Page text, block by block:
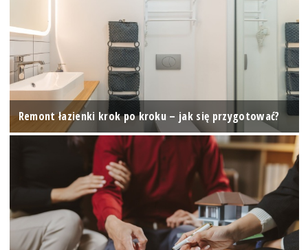
Remont łazienki krok po kroku – jak się przygotować?